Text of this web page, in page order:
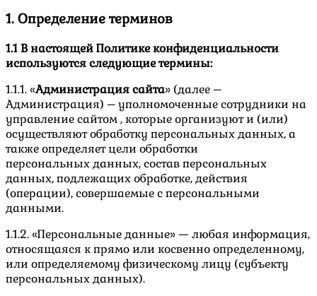
1. Определение терминов
1.1 В настоящей Политике конфиденциальности
используются следующие термины:
1.1.1. «Администрация сайта» (далее –
Администрация) – уполномоченные сотрудники на
управление сайтом , которые организуют и (или)
осуществляют обработку персональных данных, а
также определяет цели обработки
персональных данных, состав персональных
данных, подлежащих обработке, действия
(операции), совершаемые с персональными
данными.
1.1.2. «Персональные данные» — любая информация,
относящаяся к прямо или косвенно определенному,
или определяемому физическому лицу (субъекту
персональных данных).